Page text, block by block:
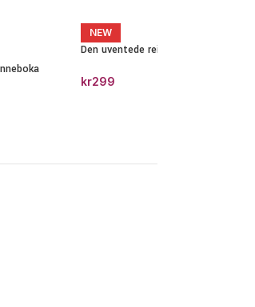
NEW
Den uventede reisen
kr299